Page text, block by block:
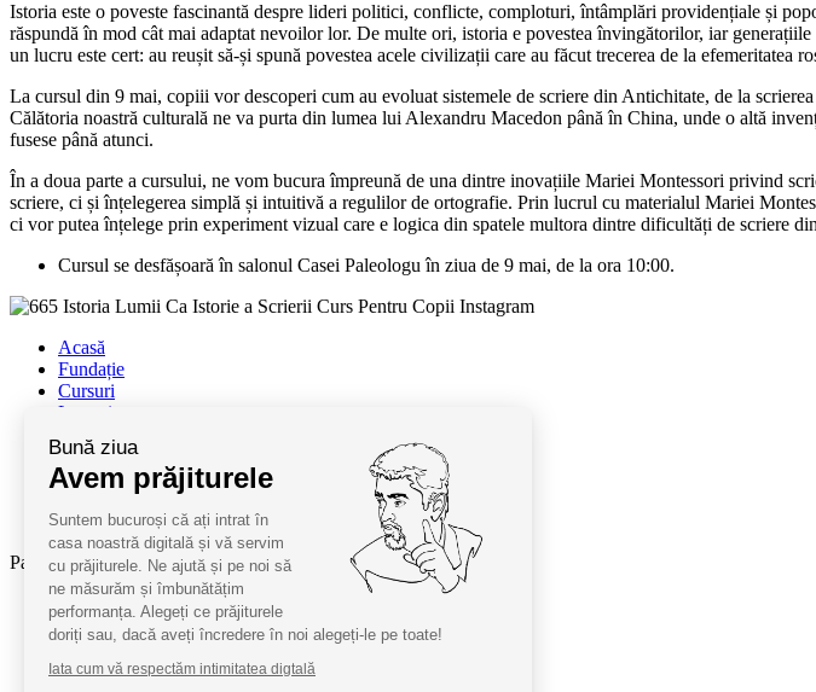
Istoria este o poveste fascinantă despre lideri politici, conflicte, comploturi, întâmplări providențiale și
răspundă în mod cât mai adaptat nevoilor lor. De multe ori, istoria e povestea învingătorilor, iar
un lucru este cert: au reușit să-și spună povestea acele civilizații care au făcut trecerea de la efemeritatea
La cursul din 9 mai, copiii vor descoperi cum au evoluat sistemele de scriere din Antichitate, de la
Călătoria noastră culturală ne va purta din lumea lui Alexandru Macedon până în China, unde o altă
fusese până atunci.
În a doua parte a cursului, ne vom bucura împreună de una dintre inovațiile Mariei Montessori privind
scriere, ci și înțelegerea simplă și intuitivă a regulilor de ortografie. Prin lucrul cu materialul Mariei
ci vor putea înțelege prin experiment vizual care e logica din spatele multora dintre dificultăți de scriere
Cursul se desfășoară în salonul Casei Paleologu în ziua de 9 mai, de la ora 10:00.
Acasă
Fundație
Cursuri
Lectori
Termeni și condiții
Cum deveniți oaspeți
SAL ANPC
Parteneri:
Radio Guerilla
RSM Romania
Barrier România
KPMG
Bună ziua
Avem prăjiturele
Suntem bucuroși că ați intrat în
casa noastră digitală și vă servim
cu prăjiturele. Ne ajută și pe noi să
ne măsurăm și îmbunătățim
performanța. Alegeți ce prăjiturele
doriți sau, dacă aveți încredere în noi alegeți-le pe toate!
Iata cum vă respectăm intimitatea digtală